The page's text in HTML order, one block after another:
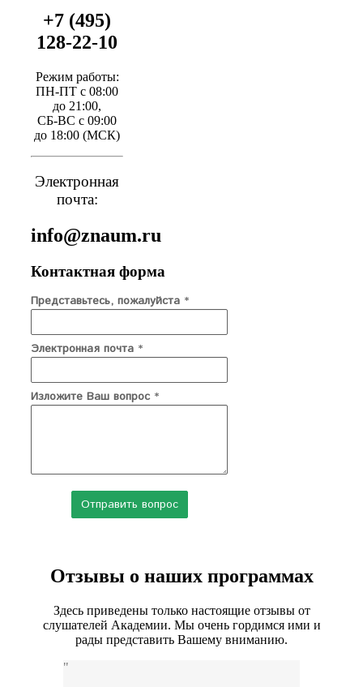
+7 (495)
128-22-10
Режим работы:
ПН-ПТ с 08:00
до 21:00,
СБ-ВС с 09:00
до 18:00 (МСК)
Электронная
почта:
info@znaum.ru
Контактная форма
Представьтесь, пожалуйста *
Электронная почта *
Изложите Ваш вопрос *
Отзывы о наших программах
Здесь приведены только настоящие отзывы от
слушателей Академии. Мы очень гордимся ими и
рады представить Вашему вниманию.